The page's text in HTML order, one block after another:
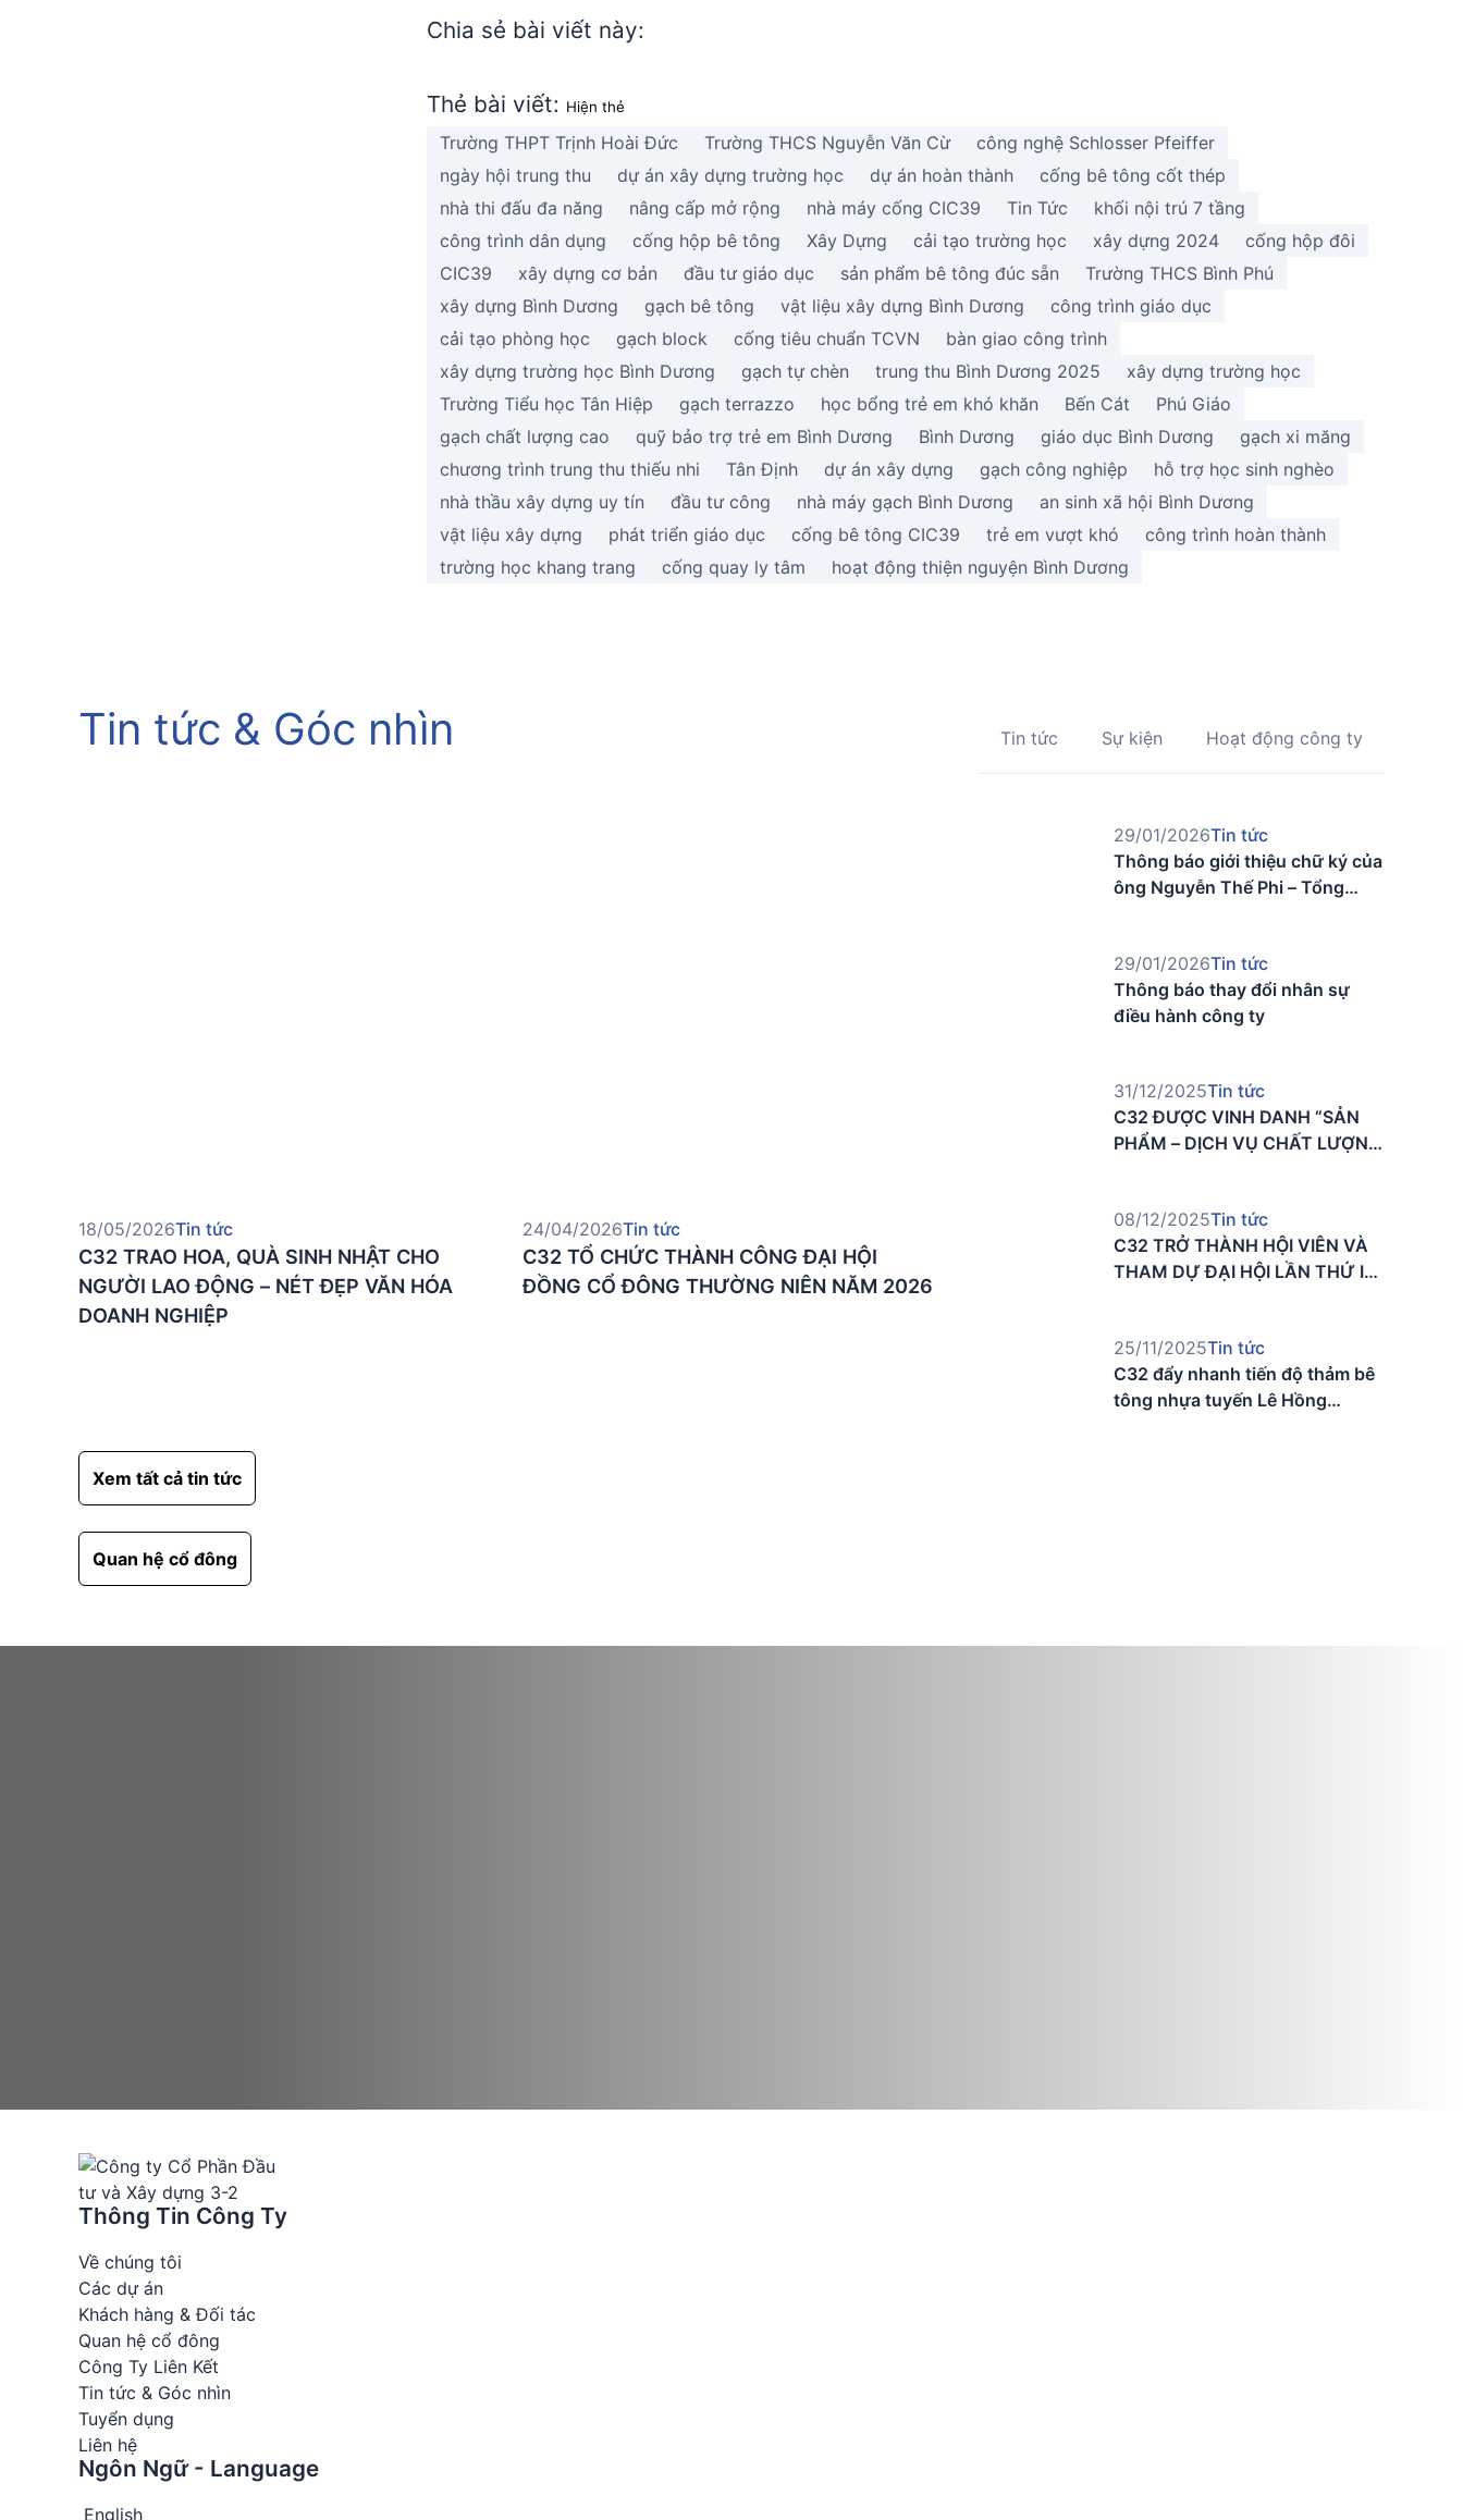
Chia sẻ bài viết này:
Thẻ bài viết: Hiện thẻ
Trường THPT Trịnh Hoài Đức Trường THCS Nguyễn Văn Cừ
công nghệ Schlosser Pfeiffer
ngày hội trung thu
dự án xây dựng trường học dự án hoàn thành
cống bê tông cốt thép
nhà thi đấu đa năng
nâng cấp mở rộng nhà máy cống CIC39 Tin Tức
khối nội trú 7 tầng
công trình dân dụng
cống hộp bê tông Xây Dựng cải tạo trường học xây dựng 2024
cống hộp đôi
CIC39
xây dựng cơ bản đầu tư giáo dục sản phẩm bê tông đúc sẵn
Trường THCS Bình Phú
xây dựng Bình Dương
gạch bê tông vật liệu xây dựng Bình Dương
công trình giáo dục
cải tạo phòng học
gạch block cống tiêu chuẩn TCVN
bàn giao công trình
xây dựng trường học Bình Dương
gạch tự chèn trung thu Bình Dương 2025
xây dựng trường học
Trường Tiểu học Tân Hiệp
gạch terrazzo học bổng trẻ em khó khăn Bến Cát
Phú Giáo
gạch chất lượng cao
quỹ bảo trợ trẻ em Bình Dương Bình Dương giáo dục Bình Dương
gạch xi măng
chương trình trung thu thiếu nhi
Tân Định dự án xây dựng gạch công nghiệp
hỗ trợ học sinh nghèo
nhà thầu xây dựng uy tín
đầu tư công nhà máy gạch Bình Dương
an sinh xã hội Bình Dương
vật liệu xây dựng
phát triển giáo dục cống bê tông CIC39 trẻ em vượt khó
công trình hoàn thành
trường học khang trang
cống quay ly tâm hoạt động thiện nguyện Bình Dương
Tin tức & Góc nhìn Tin tức Sự kiện Hoạt động công ty
18/05/2026Tin tức
C32 TRAO HOA, QUÀ SINH NHẬT CHO
NGƯỜI LAO ĐỘNG – NÉT ĐẸP VĂN HÓA
DOANH NGHIỆP
24/04/2026Tin tức
C32 TỔ CHỨC THÀNH CÔNG ĐẠI HỘI
ĐỒNG CỔ ĐÔNG THƯỜNG NIÊN NĂM 2026
29/01/2026Tin tức
Thông báo giới thiệu chữ ký của
ông Nguyễn Thế Phi – Tổng
29/01/2026Tin tức
Thông báo thay đổi nhân sự
điều hành công ty
31/12/2025Tin tức
C32 ĐƯỢC VINH DANH “SẢN
PHẨM – DỊCH VỤ CHẤT LƯỢNG
08/12/2025Tin tức
C32 TRỞ THÀNH HỘI VIÊN VÀ
THAM DỰ ĐẠI HỘI LẦN THỨ I
25/11/2025Tin tức
C32 đẩy nhanh tiến độ thảm bê
tông nhựa tuyến Lê Hồng
Xem tất cả tin tức
Quan hệ cổ đông
Thông Tin Công Ty
Về chúng tôi
Các dự án
Khách hàng & Đối tác
Quan hệ cổ đông
Công Ty Liên Kết
Tin tức & Góc nhìn
Tuyển dụng
Liên hệ
Ngôn Ngữ - Language
English